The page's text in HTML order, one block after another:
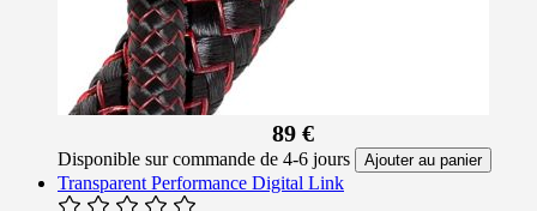
89 €
Disponible sur commande de 4-6 jours Ajouter au panier
Transparent Performance Digital Link